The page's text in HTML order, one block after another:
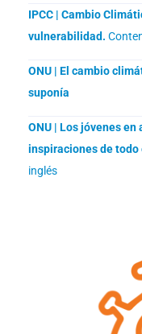
IPCC | Cambio
vulnerabilidad.
ONU | El cambio
suponía
ONU | Los jóvenes
inspiraciones de todo
inglés